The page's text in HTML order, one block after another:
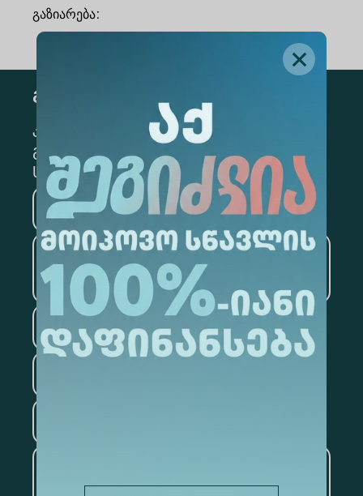
გაზიარება:
გამოწერა
კონკრეტული მიმართულების
გამოსაწერად, მონიშნეთ შესაბამისი
სექცია
მედიცინა ბიზნესი
საინფორმაციო
ტექნოლოგიები
სამართალი